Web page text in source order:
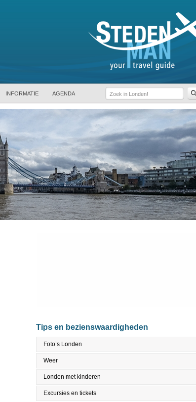
INFORMATIE AGENDA
Tips en bezienswaardigheden
Foto’s Londen
Weer
Londen met kinderen
Excursies en tickets